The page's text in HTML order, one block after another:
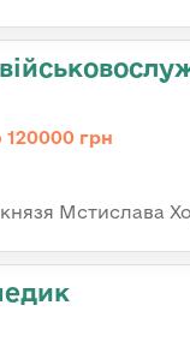
120000 грн
Мстислава